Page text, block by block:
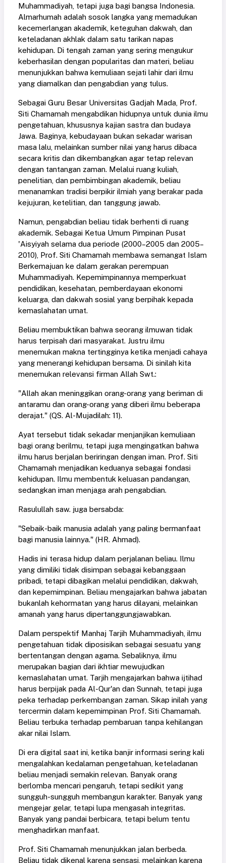
Muhammadiyah, tetapi juga bagi bangsa Indonesia.
Almarhumah adalah sosok langka yang memadukan
kecemerlangan akademik, keteguhan dakwah, dan
keteladanan akhlak dalam satu tarikan napas
kehidupan. Di tengah zaman yang sering mengukur
keberhasilan dengan popularitas dan materi, beliau
menunjukkan bahwa kemuliaan sejati lahir dari ilmu
yang diamalkan dan pengabdian yang tulus.
Sebagai Guru Besar Universitas Gadjah Mada, Prof.
Siti Chamamah mengabdikan hidupnya untuk dunia ilmu
pengetahuan, khususnya kajian sastra dan budaya
Jawa. Baginya, kebudayaan bukan sekadar warisan
masa lalu, melainkan sumber nilai yang harus dibaca
secara kritis dan dikembangkan agar tetap relevan
dengan tantangan zaman. Melalui ruang kuliah,
penelitian, dan pembimbingan akademik, beliau
menanamkan tradisi berpikir ilmiah yang berakar pada
kejujuran, ketelitian, dan tanggung jawab.
Namun, pengabdian beliau tidak berhenti di ruang
akademik. Sebagai Ketua Umum Pimpinan Pusat
'Aisyiyah selama dua periode (2000–2005 dan 2005–
2010), Prof. Siti Chamamah membawa semangat Islam
Berkemajuan ke dalam gerakan perempuan
Muhammadiyah. Kepemimpinannya memperkuat
pendidikan, kesehatan, pemberdayaan ekonomi
keluarga, dan dakwah sosial yang berpihak kepada
kemaslahatan umat.
Beliau membuktikan bahwa seorang ilmuwan tidak
harus terpisah dari masyarakat. Justru ilmu
menemukan makna tertingginya ketika menjadi cahaya
yang menerangi kehidupan bersama. Di sinilah kita
menemukan relevansi firman Allah Swt.:
"Allah akan meninggikan orang-orang yang beriman di
antaramu dan orang-orang yang diberi ilmu beberapa
derajat." (QS. Al-Mujadilah: 11).
Ayat tersebut tidak sekadar menjanjikan kemuliaan
bagi orang berilmu, tetapi juga mengingatkan bahwa
ilmu harus berjalan beriringan dengan iman. Prof. Siti
Chamamah menjadikan keduanya sebagai fondasi
kehidupan. Ilmu membentuk keluasan pandangan,
sedangkan iman menjaga arah pengabdian.
Rasulullah saw. juga bersabda:
"Sebaik-baik manusia adalah yang paling bermanfaat
bagi manusia lainnya." (HR. Ahmad).
Hadis ini terasa hidup dalam perjalanan beliau. Ilmu
yang dimiliki tidak disimpan sebagai kebanggaan
pribadi, tetapi dibagikan melalui pendidikan, dakwah,
dan kepemimpinan. Beliau mengajarkan bahwa jabatan
bukanlah kehormatan yang harus dilayani, melainkan
amanah yang harus dipertanggungjawabkan.
Dalam perspektif Manhaj Tarjih Muhammadiyah, ilmu
pengetahuan tidak diposisikan sebagai sesuatu yang
bertentangan dengan agama. Sebaliknya, ilmu
merupakan bagian dari ikhtiar mewujudkan
kemaslahatan umat. Tarjih mengajarkan bahwa ijtihad
harus berpijak pada Al-Qur'an dan Sunnah, tetapi juga
peka terhadap perkembangan zaman. Sikap inilah yang
tercermin dalam kepemimpinan Prof. Siti Chamamah.
Beliau terbuka terhadap pembaruan tanpa kehilangan
akar nilai Islam.
Di era digital saat ini, ketika banjir informasi sering kali
mengalahkan kedalaman pengetahuan, keteladanan
beliau menjadi semakin relevan. Banyak orang
berlomba mencari pengaruh, tetapi sedikit yang
sungguh-sungguh membangun karakter. Banyak yang
mengejar gelar, tetapi lupa mengasah integritas.
Banyak yang pandai berbicara, tetapi belum tentu
menghadirkan manfaat.
Prof. Siti Chamamah menunjukkan jalan berbeda.
Beliau tidak dikenal karena sensasi, melainkan karena